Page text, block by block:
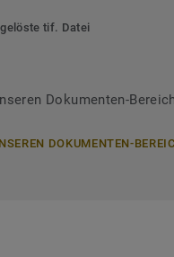
tif. Datei
Dokumenten-
DOKUMENTEN-